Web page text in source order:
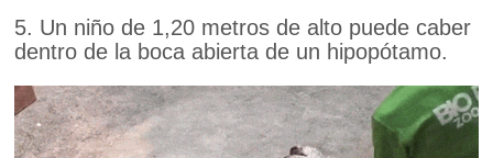
5. Un niño de 1,20 metros de alto puede caber
dentro de la boca abierta de un hipopótamo.